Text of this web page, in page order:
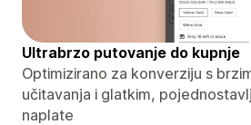
Ultrabrzo putovanje do kupnje
Optimizirano za konverziju s
učitavanja i glatkim,
naplate